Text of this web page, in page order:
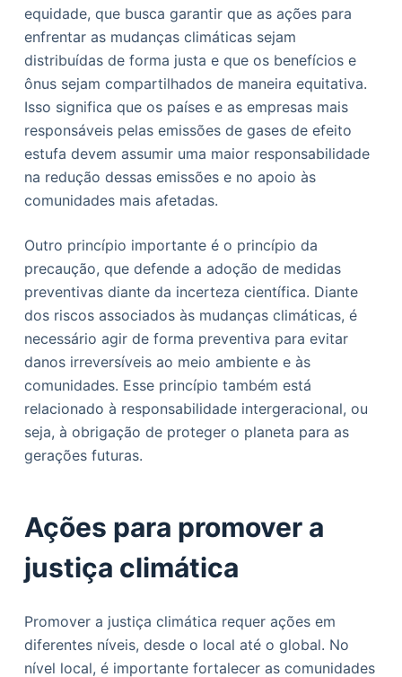
equidade, que busca garantir que as ações para
enfrentar as mudanças climáticas sejam
distribuídas de forma justa e que os benefícios e
ônus sejam compartilhados de maneira equitativa.
Isso significa que os países e as empresas mais
responsáveis pelas emissões de gases de efeito
estufa devem assumir uma maior responsabilidade
na redução dessas emissões e no apoio às
comunidades mais afetadas.
Outro princípio importante é o princípio da
precaução, que defende a adoção de medidas
preventivas diante da incerteza científica. Diante
dos riscos associados às mudanças climáticas, é
necessário agir de forma preventiva para evitar
danos irreversíveis ao meio ambiente e às
comunidades. Esse princípio também está
relacionado à responsabilidade intergeracional, ou
seja, à obrigação de proteger o planeta para as
gerações futuras.
Ações para promover a
justiça climática
Promover a justiça climática requer ações em
diferentes níveis, desde o local até o global. No
nível local, é importante fortalecer as comunidades